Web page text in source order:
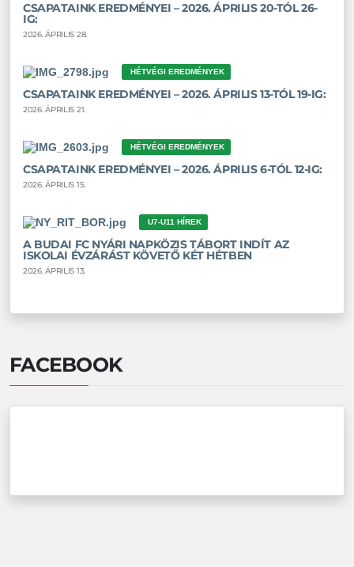
CSAPATAINK EREDMÉNYEI – 2026. ÁPRILIS 20-TÓL 26-
IG:
2026. ÁPRILIS 28.
HÉTVÉGI EREDMÉNYEK
CSAPATAINK EREDMÉNYEI – 2026. ÁPRILIS 13-TÓL 19-IG:
2026. ÁPRILIS 21.
HÉTVÉGI EREDMÉNYEK
CSAPATAINK EREDMÉNYEI – 2026. ÁPRILIS 6-TÓL 12-IG:
2026. ÁPRILIS 15.
U7-U11 HÍREK
A BUDAI FC NYÁRI NAPKÖZIS TÁBORT INDÍT AZ
ISKOLAI ÉVZÁRÁST KÖVETŐ KÉT HÉTBEN
2026. ÁPRILIS 13.
FACEBOOK